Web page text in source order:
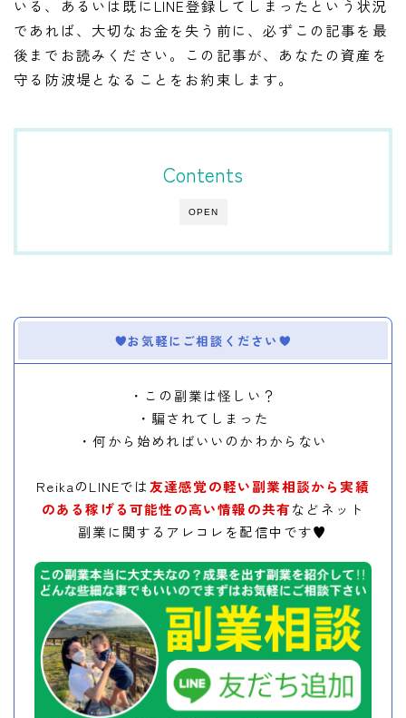
いる、あるいは既にLINE登録してしまったという状況
であれば、大切なお金を失う前に、必ずこの記事を最
後までお読みください。この記事が、あなたの資産を
守る防波堤となることをお約束します。
OPEN
Contents
お気軽にご相談ください
・この副業は怪しい？
・騙されてしまった
・何から始めればいいのかわからない
ReikaのLINEでは 友達感覚の軽い副業相談から実績
のある稼げる可能性の高い情報の共有などネット
副業に関するアレコレを配信中です♥